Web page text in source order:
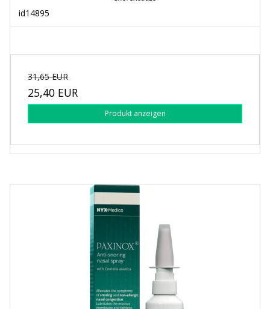
id14895
31,65 EUR
25,40 EUR
Produkt anzeigen